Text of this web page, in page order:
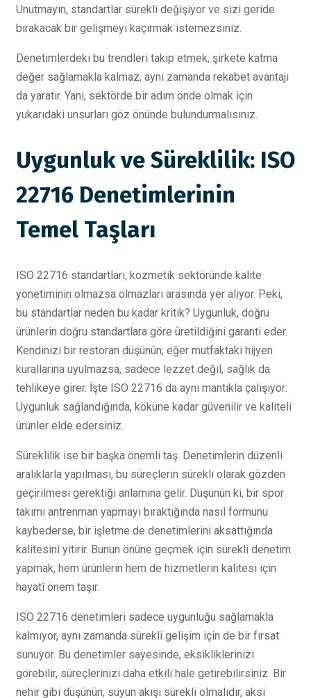
Unutmayın, standartlar sürekli değişiyor ve sizi geride
bırakacak bir gelişmeyi kaçırmak istemezsiniz.
Denetimlerdeki bu trendleri takip etmek, şirkete katma
değer sağlamakla kalmaz, aynı zamanda rekabet avantajı
da yaratır. Yani, sektörde bir adım önde olmak için
yukarıdaki unsurları göz önünde bulundurmalısınız.
Uygunluk ve Süreklilik: ISO
22716 Denetimlerinin
Temel Taşları
ISO 22716 standartları, kozmetik sektöründe kalite
yönetiminin olmazsa olmazları arasında yer alıyor. Peki,
bu standartlar neden bu kadar kritik? Uygunluk, doğru
ürünlerin doğru standartlara göre üretildiğini garanti eder.
Kendinizi bir restoran düşünün; eğer mutfaktaki hijyen
kurallarına uyulmazsa, sadece lezzet değil, sağlık da
tehlikeye girer. İşte ISO 22716 da aynı mantıkla çalışıyor:
Uygunluk sağlandığında, köküne kadar güvenilir ve kaliteli
ürünler elde edersiniz.
Süreklilik ise bir başka önemli taş. Denetimlerin düzenli
aralıklarla yapılması, bu süreçlerin sürekli olarak gözden
geçirilmesi gerektiği anlamına gelir. Düşünün ki, bir spor
takımı antrenman yapmayı bıraktığında nasıl formunu
kaybederse, bir işletme de denetimlerini aksattığında
kalitesini yitirir. Bunun önüne geçmek için sürekli denetim
yapmak, hem ürünlerin hem de hizmetlerin kalitesi için
hayatî önem taşır.
ISO 22716 denetimleri sadece uygunluğu sağlamakla
kalmıyor, aynı zamanda sürekli gelişim için de bir fırsat
sunuyor. Bu denetimler sayesinde, eksikliklerinizi
görebilir, süreçlerinizi daha etkili hale getirebilirsiniz. Bir
nehir gibi düşünün; suyun akışı sürekli olmalıdır, aksi